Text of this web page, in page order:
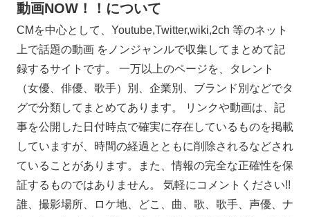
動画NOW！！について
CMを中心として、Youtube,Twitter,wiki,2ch 等のネット
上で話題の動画 をノンジャンルで収集してまとめて記
録するサイトです。 一万以上のページを、タレント
（女優、俳優、歌手）別、企業別、ブランド別などでタ
グで分類してまとめてあります。 リンクや動画は、記
事を公開した日付時点で確実に存在しているものを掲載
していますが、時間の経過とともに削除されるなどされ
ていることがあります。また、情報の完全な正確性を保
証するものではありません。 気軽にコメントください!!
誰、撮影場所、ロケ地、どこ、曲、歌、歌手、声優、ナ